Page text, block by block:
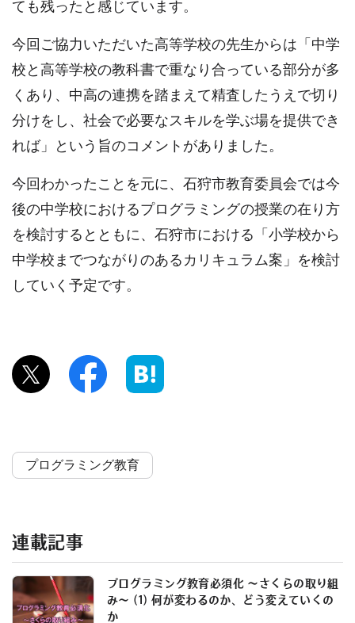
ても残ったと感じています。
今回ご協力いただいた高等学校の先生からは「中学
校と高等学校の教科書で重なり合っている部分が多
くあり、中高の連携を踏まえて精査したうえで切り
分けをし、社会で必要なスキルを学ぶ場を提供でき
れば」という旨のコメントがありました。
今回わかったことを元に、石狩市教育委員会では今
後の中学校におけるプログラミングの授業の在り方
を検討するとともに、石狩市における「小学校から
中学校までつながりのあるカリキュラム案」を検討
していく予定です。
プログラミング教育
連載記事
プログラミング教育必須化 ～さくらの取り組
み～ (1) 何が変わるのか、どう変えていくの
か